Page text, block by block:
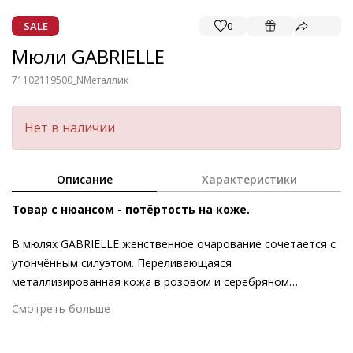
SALE 0
Мюли GABRIELLE
71102119500_NМеталлик
Нет в наличии
Описание Характеристики
Товар с нюансом - потёртость на коже.
В мюлях GABRIELLE женственное очарование сочетается с
утончённым силуэтом. Переливающаяся
металлизированная кожа в розовом и серебряном
оттенках обращает на себя внимание. В качестве
выразительного акцента выступает изящный бант в тон
Смотреть больше